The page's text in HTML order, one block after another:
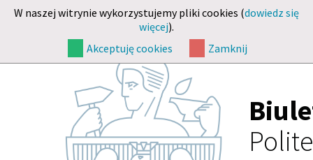
W naszej witrynie wykorzystujemy pliki cookies (dowiedz się
więcej).
Akceptuję cookies
Zamknij